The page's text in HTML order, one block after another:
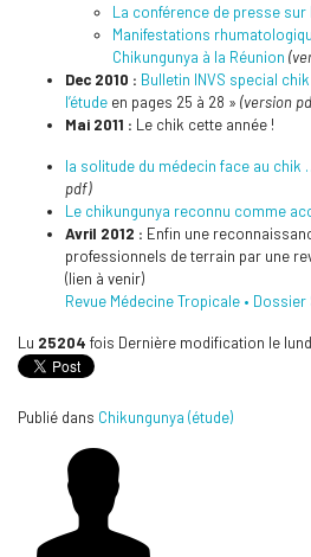
La conférence de presse sur
Manifestations
Chikungunya à la Réunion
Dec 2010 : Bulletin INVS special chik
l’étude en pages 25 à 28 » (version
Mai 2011 : Le chik cette année !
la solitude du médecin face au chik
pdf)
Le chikungunya reconnu comme
Avril 2012 : Enfin une
professionnels de terrain par une
(lien à venir)
Revue Médecine Tropicale •
Lu 25204 fois Dernière modification le
Publié dans Chikungunya (étude)